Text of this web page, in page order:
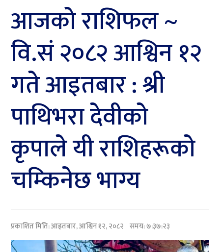
आजको राशिफल ~
वि.सं २०८२ आश्विन १२
गते आइतबार : श्री
पाथिभरा देवीकाे
कृपाले यी राशिहरूकाे
चम्किनेछ भाग्य
प्रकाशित मिति:आइतबार, आश्विन १२, २०८२ समय: ७:३७:२३